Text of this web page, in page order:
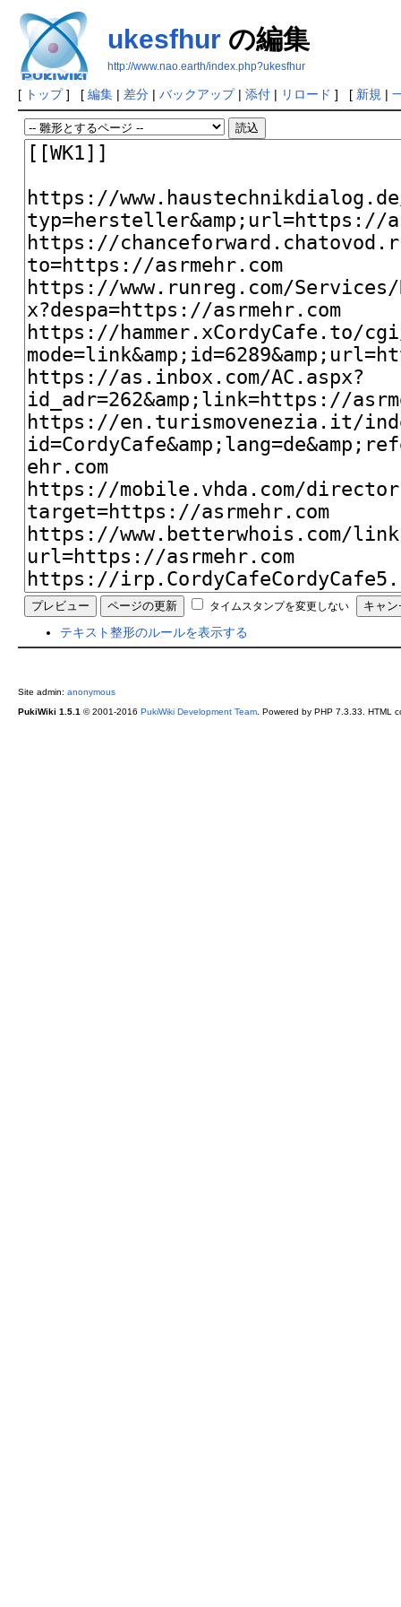
ukesfhurの編集
http://www.nao.earth/index.php?ukesfhur
[ トップ] [ 編集| 差分| バックアップ| 添付| リロード ] [ 新規 |
タイムスタンプを変更しない
テキスト整形のルールを表示する
Site admin: anonymous
PukiWiki 1.5.1 © 2001-2016 PukiWiki Development Team. Powered by PHP 7.3.33. HTML